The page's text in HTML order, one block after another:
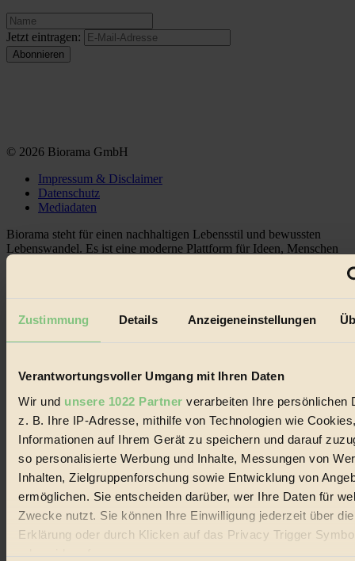
Zustimmung Details Anzeigeneinstellungen
Verantwortungsvoller Umgang mit Ihren Daten
Wir und unsere 1022 Partner verarbeiten Ihre persönlichen
z. B. Ihre IP-Adresse, mithilfe von Technologien wie
Informationen auf Ihrem Gerät zu speichern und darauf
so personalisierte Werbung und Inhalte, Messungen von
Inhalten, Zielgruppenforschung sowie Entwicklung von
ermöglichen. Sie entscheiden darüber, wer Ihre Daten für
Zwecke nutzt. Sie können Ihre Einwilligung jederzeit über
Erklärung oder durch Klicken auf das Privacy Trigger
oder widerrufen
Jetzt eintragen:
© 2026 Biorama GmbH
Impressum & Disclaimer
Datenschutz
Mediadaten
Biorama steht für einen nachhaltigen Lebensstil und bewussten
Lebenswandel. Es ist eine moderne Plattform für Ideen, Menschen
und Produkte, ein Leitfaden im schnell wachsenden Markt des
Social Media
3.415 Follower auf Twitter
Themen
Bio
Nachhaltigkeit